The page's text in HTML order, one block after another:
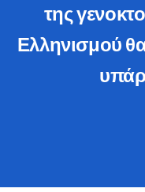
της
Ελληνισμού